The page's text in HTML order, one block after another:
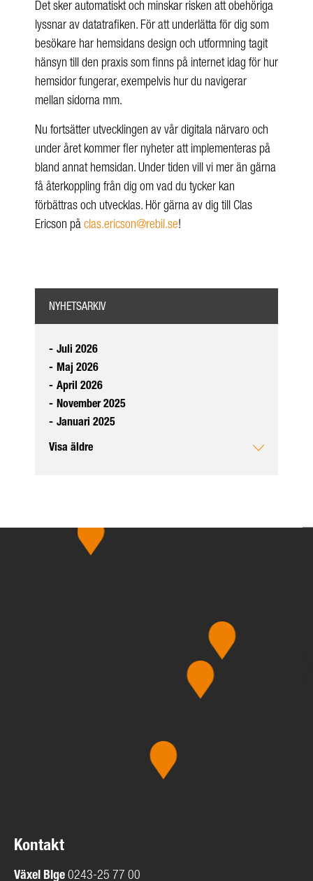
NYHETSARKIV
- Juli 2026
- Maj 2026
- April 2026
- November 2025
- Januari 2025
Visa äldre
Det sker automatiskt och minskar risken att obehöriga
lyssnar av datatrafiken. För att underlätta för dig som
besökare har hemsidans design och utformning tagit
hänsyn till den praxis som finns på internet idag för hur
hemsidor fungerar, exempelvis hur du navigerar
mellan sidorna mm.
Nu fortsätter utvecklingen av vår digitala närvaro och
under året kommer fler nyheter att implementeras på
bland annat hemsidan. Under tiden vill vi mer än gärna
få återkoppling från dig om vad du tycker kan
förbättras och utvecklas. Hör gärna av dig till Clas
Ericson på clas.ericson@rebil.se!
Kontakt
Växel Blge 0243-25 77 00